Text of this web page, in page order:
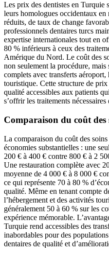
Les prix des dentistes en Turquie
leurs homologues occidentaux en
réduits, de taux de change
professionnels dentaires turcs
expertise internationales tout en
80 % inférieurs à ceux des
Amérique du Nord. Le coût des
non seulement la procédure,
complets avec transferts aéroport,
touristique. Cette structure de
qualité accessibles aux patients
s’offrir les traitements
Comparaison du coût
La comparaison du coût des
économies substantielles : une
200 € à 400 € contre 800 € à 2
Une restauration complète avec
moyenne de 4 000 € à 8 000 €
ce qui représente 70 à 80 %
qualité. Même en tenant compte
l’hébergement et des activités
généralement 50 à 60 % sur les
expérience mémorable.
Turquie rend accessibles des
inabordables pour des
dentaires de qualité et